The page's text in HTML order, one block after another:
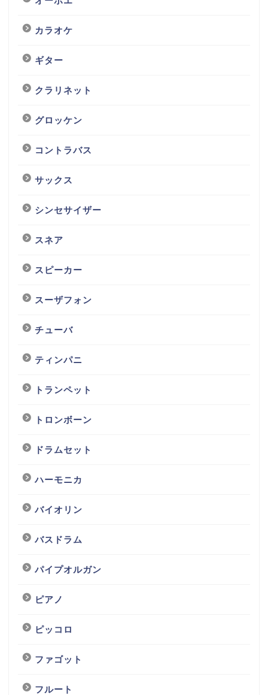
カラオケ
ギター
クラリネット
グロッケン
コントラバス
サックス
シンセサイザー
スネア
スピーカー
スーザフォン
チューバ
ティンパニ
トランペット
トロンボーン
ドラムセット
ハーモニカ
バイオリン
バスドラム
パイプオルガン
ピアノ
ピッコロ
ファゴット
フルート